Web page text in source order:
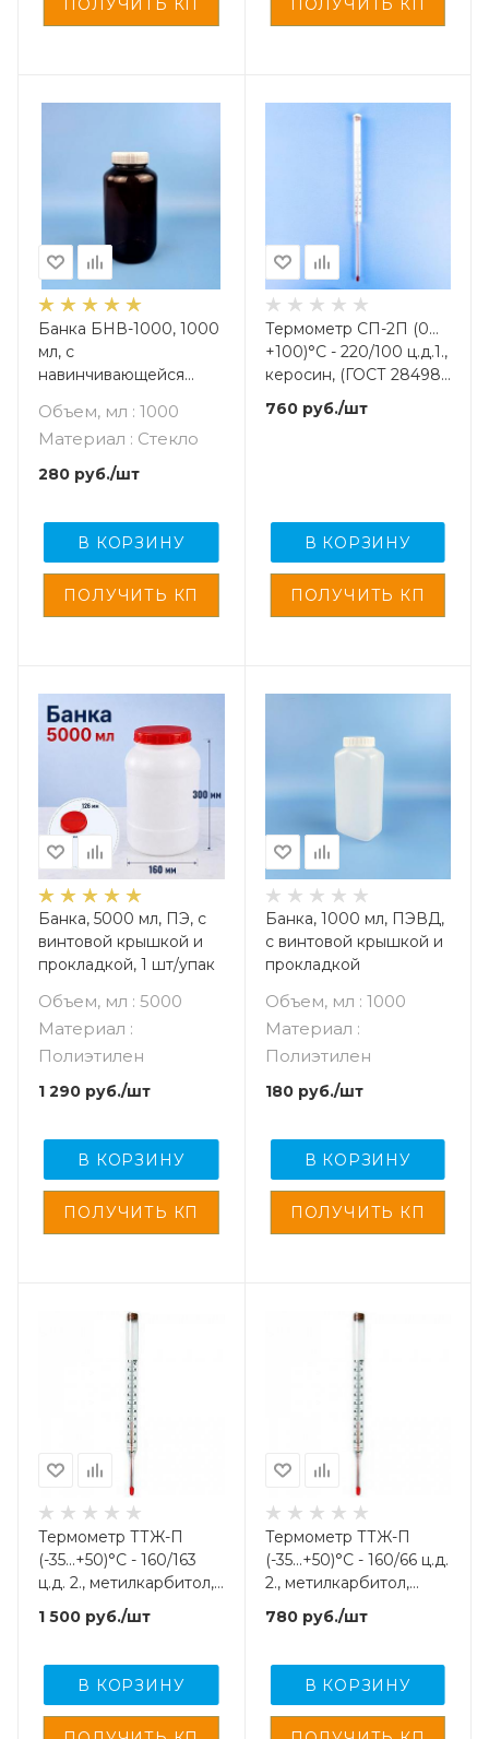
Банка БНВ-1000, 1000
мл, с
навинчивающейся
прокладкой, темное
стекло
Объем, мл : 1000
Материал : Стекло
280 руб./шт
В КОРЗИНУ
Термометр СП-2П (0…
+100)°С - 220/100 ц.д.1.,
керосин, (ГОСТ 28498-
760руб./шт
В КОРЗИНУ
Банка, 5000 мл, ПЭ, с
винтовой крышкой и
прокладкой, 1 шт/упак
Объем, мл : 5000
Материал :
Полиэтилен
1 290 руб./шт
В КОРЗИНУ
Банка, 1000 мл, ПЭВД,
с винтовой крышкой и
прокладкой
Объем, мл : 1000
Материал :
Полиэтилен
180руб./шт
В КОРЗИНУ
Термометр ТТЖ-П
(-35...+50)°С - 160/163
ц.д. 2., метилкарбитол,
(ГОСТ 28498-90)
1 500 руб./шт
В КОРЗИНУ
Термометр ТТЖ-П
(-35...+50)°С - 160/66 ц.д.
2., метилкарбитол,
(ГОСТ 28498-90)
780руб./шт
В КОРЗИНУ